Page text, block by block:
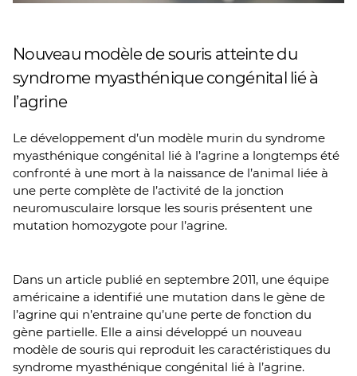
Nouveau modèle de souris atteinte du
syndrome myasthénique congénital lié à
l’agrine
Le développement d’un modèle murin du syndrome
myasthénique congénital lié à l’agrine a longtemps été
confronté à une mort à la naissance de l’animal liée à
une perte complète de l’activité de la jonction
neuromusculaire lorsque les souris présentent une
mutation homozygote pour l’agrine.
Dans un article publié en septembre 2011, une équipe
américaine a identifié une mutation dans le gène de
l’agrine qui n’entraine qu’une perte de fonction du
gène partielle. Elle a ainsi développé un nouveau
modèle de souris qui reproduit les caractéristiques du
syndrome myasthénique congénital lié à l’agrine.